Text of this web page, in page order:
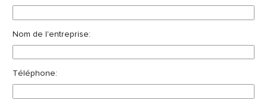
Nom de l'entreprise:
Téléphone: